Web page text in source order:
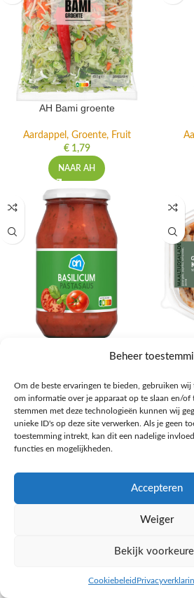
Beheer
Om de beste ervaringen te bieden, gebruiken
om informatie over je apparaat op te slaan en/of
stemmen met deze technologieën kunnen wij
unieke ID's op deze site verwerken. Als je geen
toestemming intrekt, kan dit een nadelige
functies en mogelijkheden.
Accepteren
Weiger
Bekijk
Cookiebeleid
AH Bami groente
Aardappel, Groente, Fruit
€1,79
NAAR AH
€1,59
NAAR AH